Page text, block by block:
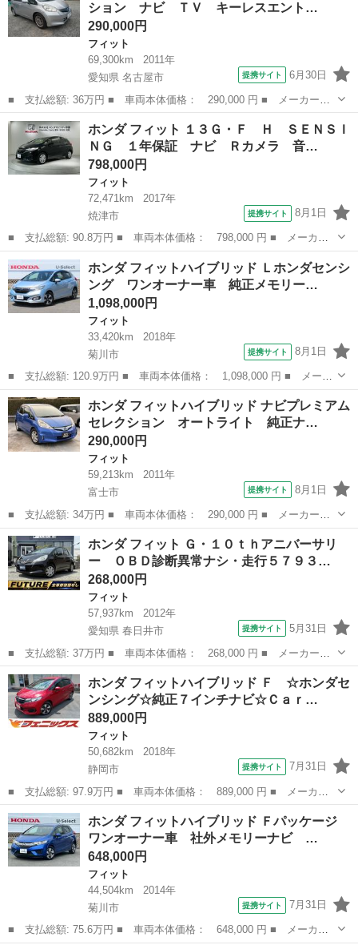
ｍ台 メーカーメ...ション ナビ ＴＶ キーレスエント…
290,000円
フィット
69,300km
2011年
愛知県 名古屋市
提携サイト 6月30日
■ 支払総額: 36万円 ■ 車両本体価格： 290,000 円 ■ メーカー
名： ホンダ ■ 車種名： フィットハイブリッド ■ グレード
名： スマートセレクション ナビ ＴＶ キーレスエントリー ス
マートキー 盗難防止...
愛知 名古屋市 フィット
ホンダ フィット １３Ｇ・Ｆ Ｈ ＳＥＮＳＩ
ＮＧ １年保証 ナビ Ｒカメラ 音…
798,000円
フィット
72,471km
2017年
焼津市
提携サイト 8月1日
■ 支払総額: 90.8万円 ■ 車両本体価格： 798,000 円 ■ メーカー
名： ホンダ ■ 車種名： フィット ■ グレード名： １３Ｇ・
Ｆ Ｈ ＳＥＮＳＩＮＧ １年保証 ナビ Ｒカメラ 音楽機器接
続 ＥＴＣ ＶＳ...
静岡 焼津市 フィット
ホンダ フィットハイブリッド Ｌホンダセンシ
ング ワンオーナー車 純正メモリー…
1,098,000円
フィット
33,420km
2018年
菊川市
提携サイト 8月1日
■ 支払総額: 120.9万円 ■ 車両本体価格： 1,098,000 円 ■ メーカ
ー名： ホンダ ■ 車種名： フィットハイブリッド ■ グレード
名： Ｌホンダセンシング ワンオーナー車 純正メモリーナビ フ
ルセグテレ...
静岡 菊川市 フィット
ホンダ フィットハイブリッド ナビプレミアム
セレクション オートライト 純正ナ…
290,000円
フィット
59,213km
2011年
富士市
提携サイト 8月1日
■ 支払総額: 34万円 ■ 車両本体価格： 290,000 円 ■ メーカー
名： ホンダ ■ 車種名： フィットハイブリッド ■ グレード
名： ナビプレミアムセレクション オートライト 純正ナビ バッ
クカメラ ＥＴＣ ク...
静岡 富士市 フィット
ホンダ フィット Ｇ・１０ｔｈアニバーサリ
ー ＯＢＤ診断異常ナシ・走行５７９３…
268,000円
フィット
57,937km
2012年
愛知県 春日井市
提携サイト 5月31日
■ 支払総額: 37万円 ■ 車両本体価格： 268,000 円 ■ メーカー
名： ホンダ ■ 車種名： フィット ■ グレード名： Ｇ・１０ｔ
ｈアニバーサリー ＯＢＤ診断異常ナシ・走行５７９３７キロ・ナ
ビ・地デジ・ＣＤ・...
愛知 春日井市 フィット
ホンダ フィットハイブリッド Ｆ ☆ホンダセ
ンシング☆純正７インチナビ☆Ｃａｒ…
889,000円
フィット
50,682km
2018年
静岡市
提携サイト 7月31日
■ 支払総額: 97.9万円 ■ 車両本体価格： 889,000 円 ■ メーカー
名： ホンダ ■ 車種名： フィットハイブリッド ■ グレード
名： Ｆ ☆ホンダセンシング☆純正７インチナビ☆Ｃａｒｐｌａｙ
☆Ｂｌｕｅｔｏｏ...
静岡 静岡市 フィット
ホンダ フィットハイブリッド Ｆパッケージ
ワンオーナー車 社外メモリーナビ …
648,000円
フィット
44,504km
2014年
菊川市
提携サイト 7月31日
■ 支払総額: 75.6万円 ■ 車両本体価格： 648,000 円 ■ メーカー
名： ホンダ ■ 車種名： フィットハイブリッド ■ グレード